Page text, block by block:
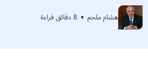
هشام ملحم 8 دقائق قراءة